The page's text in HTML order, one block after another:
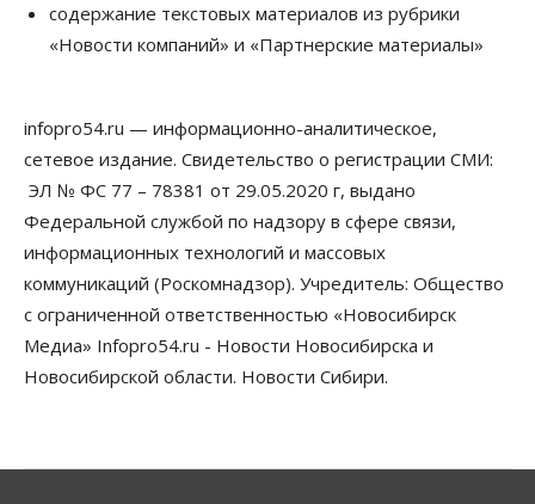
выстраивают системы защиты от атак БПЛА
07 Августа 2026, 09:00
листы на полмиллиарда рублей
07 Августа 2026, 08:00
Искусственный интеллект предлагают
привлекать к разработке новых лекарств в
России
06 Августа 2026, 19:00
Мировые И Федеральные Новости
Россия построит в Киргизии новый кампус КРСУ:
30 гектаров, 15 тысяч студентов и 30 миллиардов
содержание текстовых материалов из рубрики
«Новости компаний» и «Партнерские материалы»
infopro54.ru — информационно-аналитическое,
сетевое издание. Свидетельство о регистрации СМИ:
ЭЛ № ФС 77 – 78381 от 29.05.2020 г, выдано
Федеральной службой по надзору в сфере связи,
информационных технологий и массовых
коммуникаций (Роскомнадзор). Учредитель: Общество
с ограниченной ответственностью «Новосибирск
Медиа» Infopro54.ru - Новости Новосибирска и
Новосибирской области. Новости Сибири.